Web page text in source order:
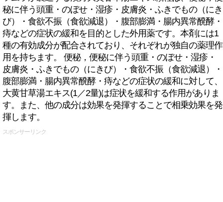
秘に伴う頭重・のぼせ・湿疹・皮膚炎・ふきでもの（にき
び）・食欲不振（食欲減退）・腹部膨満・腸内異常醗酵・
痔などの症状の緩和を目的とした外用薬です。本剤には1
種の有効成分が配合されており、それぞれが独自の薬理作
用を持ちます。 便秘，便秘に伴う頭重・のぼせ・湿疹・
皮膚炎・ふきでもの（にきび）・食欲不振（食欲減退）・
腹部膨満・腸内異常醗酵・痔などの症状の緩和に対して、
大黄甘草湯エキス(1／2量)は症状を緩和する作用がありま
す。また、他の成分は効果を発揮することで相乗効果を発
揮します。
スポンサーリンク